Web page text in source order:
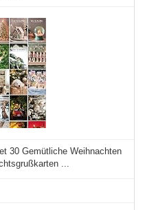
30 Gemütliche Weihnachten
...